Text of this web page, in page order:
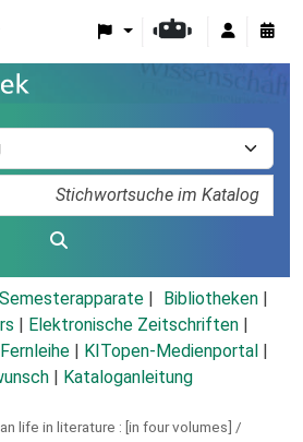
Semesterapparate
Bibliotheken
Elektronische Zeitschriften
Fernleihe KITopen-Medienportal
Kataloganleitung
life in literature : [in four volumes] /